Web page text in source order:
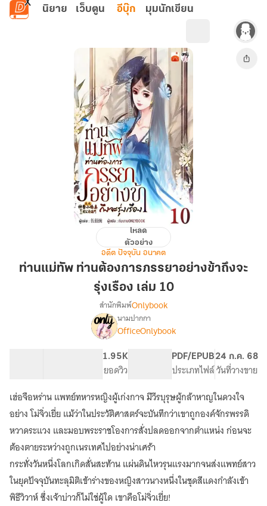
ข้ามไปยังเนื้อหาหลัก
นิยาย เว็บตูน อีบุ๊ก มุมนักเขียน
ท่าน
ภรรยา
10
โหลด
ตัวอย่าง
อดีต ปัจจุบัน อนาคต
ท่านแม่ทัพ ท่านต้องการภรรยาอย่างข้าถึงจะ
รุ่งเรือง เล่ม 10
เรื่อง[จบ]ท่าน
แม่ทัพ
ข้า
ถึง
จะ
รุ่งเรือง
สำนักพิมพ์Onlybook
นามปากกา
OfficeOnlybook
1.95K
ยอดวิว
PDF/EPUB
ประเภทไฟล์
24 ก.ค. 68
วันที่วางขาย
เฮ่อจือหร่าน แพทย์ทหารหญิงผู้เก่งกาจ มีวีรบุรุษผู้กล้าหาญในดวงใจ
อย่าง โม่จิ่วเยี่ย แม้ว่าในประวัติศาสตร์จะบันทึกว่าเขาถูกองค์จักรพรรดิ
หวาดระแวง และมอบพระราชโองการสั่งปลดออกจากตำแหน่ง ก่อนจะ
ต้องตายระหว่างถูกเนรเทศไปอย่างน่าเศร้า
กระทั่งวันหนึ่งโลกเกิดสั่นสะท้าน แผ่นดินไหวรุนแรงมากจนส่งแพทย์สาว
ในยุคปัจจุบันทะลุมิติเข้าร่างของหญิงสาวนางหนึ่งในชุดสีแดงกำลังเข้า
พิธีวิวาห์ ซึ่งเจ้าบ่าวก็ไม่ใช่ผู้ใด เขาคือโม่จิ่วเยี่ย!